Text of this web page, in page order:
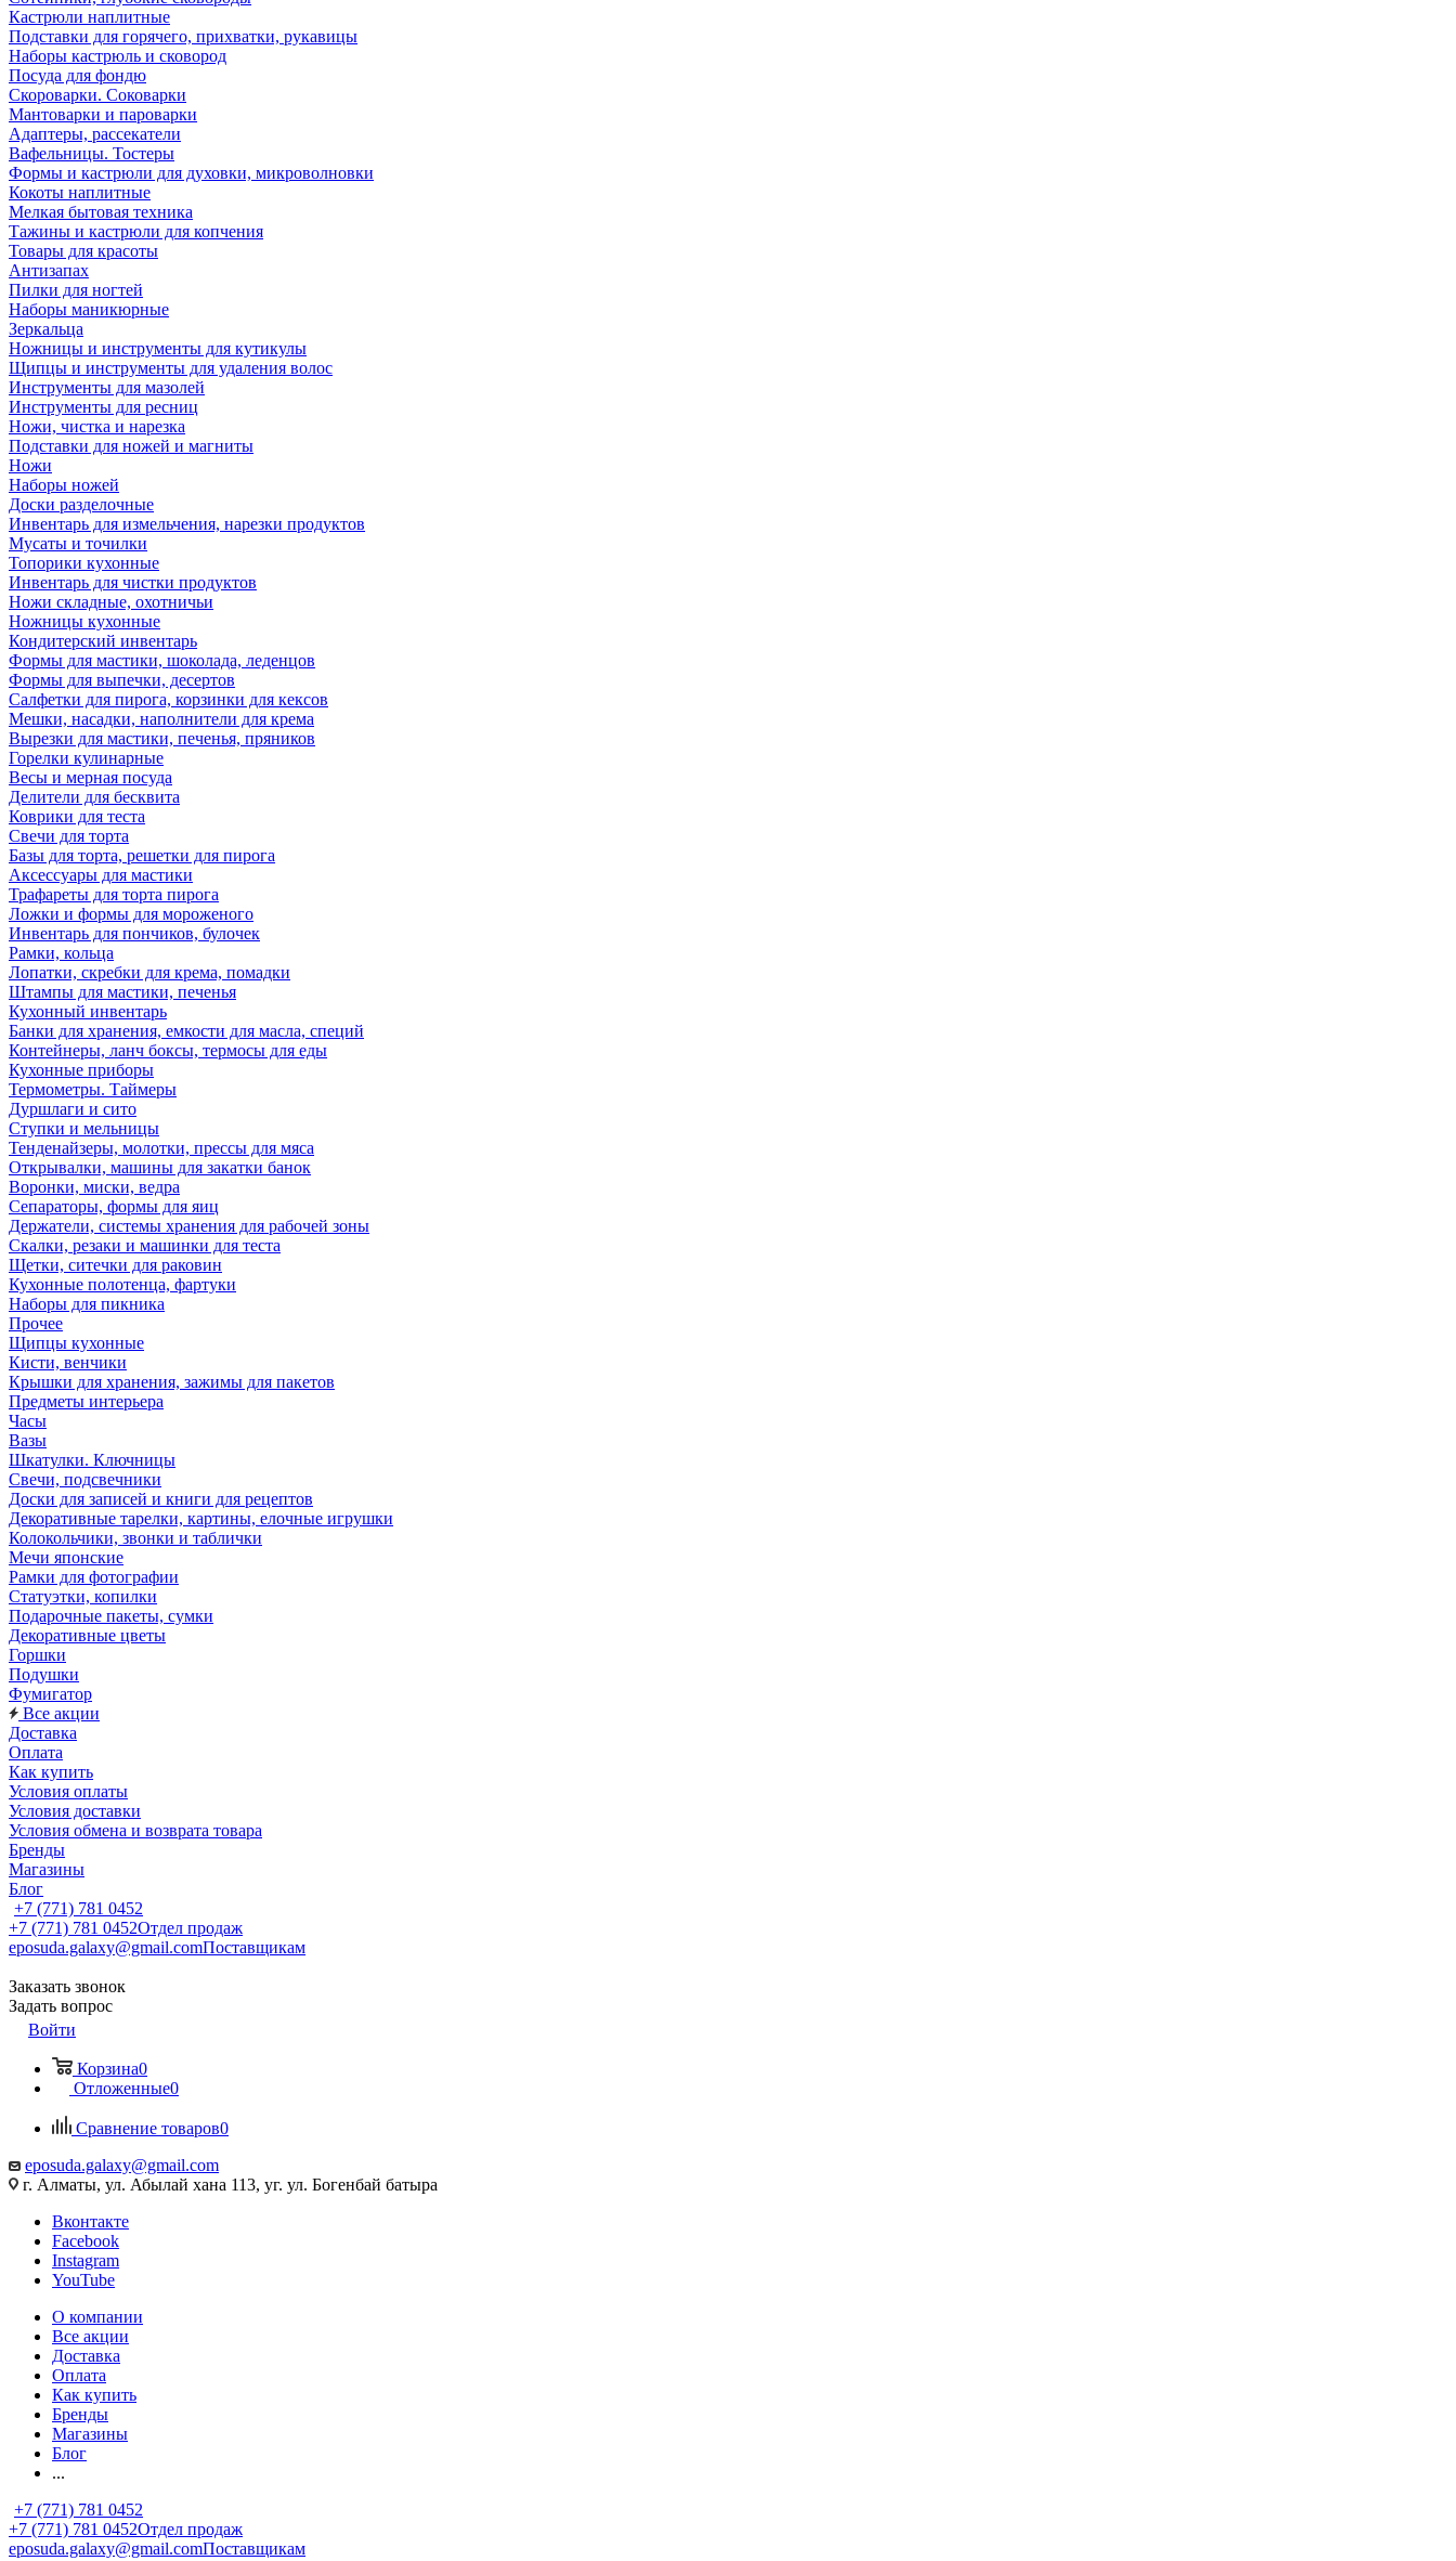
Кастрюли наплитные
Подставки для горячего, прихватки, рукавицы
Наборы кастрюль и сковород
Посуда для фондю
Скороварки. Соковарки
Мантоварки и пароварки
Адаптеры, рассекатели
Вафельницы. Тостеры
Формы и кастрюли для духовки, микроволновки
Кокоты наплитные
Мелкая бытовая техника
Тажины и кастрюли для копчения
Товары для красоты
Антизапах
Пилки для ногтей
Наборы маникюрные
Зеркальца
Ножницы и инструменты для кутикулы
Щипцы и инструменты для удаления волос
Инструменты для мазолей
Инструменты для ресниц
Ножи, чистка и нарезка
Подставки для ножей и магниты
Ножи
Наборы ножей
Доски разделочные
Инвентарь для измельчения, нарезки продуктов
Мусаты и точилки
Топорики кухонные
Инвентарь для чистки продуктов
Ножи складные, охотничьи
Ножницы кухонные
Кондитерский инвентарь
Формы для мастики, шоколада, леденцов
Формы для выпечки, десертов
Салфетки для пирога, корзинки для кексов
Мешки, насадки, наполнители для крема
Вырезки для мастики, печенья, пряников
Горелки кулинарные
Весы и мерная посуда
Делители для бесквита
Коврики для теста
Свечи для торта
Базы для торта, решетки для пирога
Аксессуары для мастики
Трафареты для торта пирога
Ложки и формы для мороженого
Инвентарь для пончиков, булочек
Рамки, кольца
Лопатки, скребки для крема, помадки
Штампы для мастики, печенья
Кухонный инвентарь
Банки для хранения, емкости для масла, специй
Контейнеры, ланч боксы, термосы для еды
Кухонные приборы
Термометры. Таймеры
Дуршлаги и сито
Ступки и мельницы
Тенденайзеры, молотки, прессы для мяса
Открывалки, машины для закатки банок
Воронки, миски, ведра
Сепараторы, формы для яиц
Держатели, системы хранения для рабочей зоны
Скалки, резаки и машинки для теста
Щетки, ситечки для раковин
Кухонные полотенца, фартуки
Наборы для пикника
Прочее
Щипцы кухонные
Кисти, венчики
Крышки для хранения, зажимы для пакетов
Предметы интерьера
Часы
Вазы
Шкатулки. Ключницы
Свечи, подсвечники
Доски для записей и книги для рецептов
Декоративные тарелки, картины, елочные игрушки
Колокольчики, звонки и таблички
Мечи японские
Рамки для фотографии
Статуэтки, копилки
Подарочные пакеты, сумки
Декоративные цветы
Горшки
Подушки
Фумигатор
Все акции
Доставка
Оплата
Как купить
Условия оплаты
Условия доставки
Условия обмена и возврата товара
Бренды
Магазины
Блог
+7 (771) 781 0452
+7 (771) 781 0452Отдел продаж
eposuda.galaxy@gmail.comПоставщикам
Заказать звонок
Задать вопрос
Войти
Корзина0
Отложенные0
Сравнение товаров0
eposuda.galaxy@gmail.com
г. Алматы, ул. Абылай хана 113, уг. ул. Богенбай батыра
Вконтакте
Facebook
Instagram
YouTube
О компании
Все акции
Доставка
Оплата
Как купить
Бренды
Магазины
Блог
...
+7 (771) 781 0452
+7 (771) 781 0452Отдел продаж
eposuda.galaxy@gmail.comПоставщикам